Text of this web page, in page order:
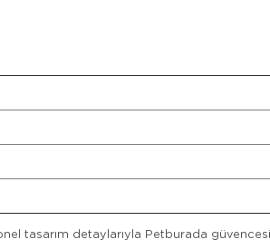
tasarım detaylarıyla Petburada